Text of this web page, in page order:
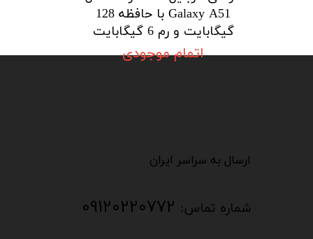
Galaxy A51 با حافظه 128
گیگابایت و رم 6 گیگابایت
اتمام موجودی
​​​​​​ارسال به سراسر ایران
شماره تماس: 09120220772